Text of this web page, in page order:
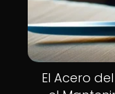
El Acero